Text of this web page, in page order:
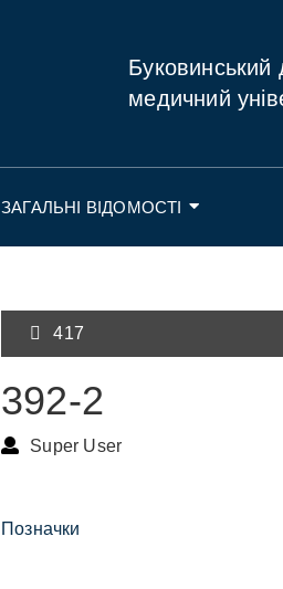
Буковинський
медичний
ЗАГАЛЬНІ ВІДОМОСТІ
417
392-2
Super User
Позначки